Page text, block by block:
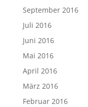
September 2016
Juli 2016
Juni 2016
Mai 2016
April 2016
März 2016
Februar 2016